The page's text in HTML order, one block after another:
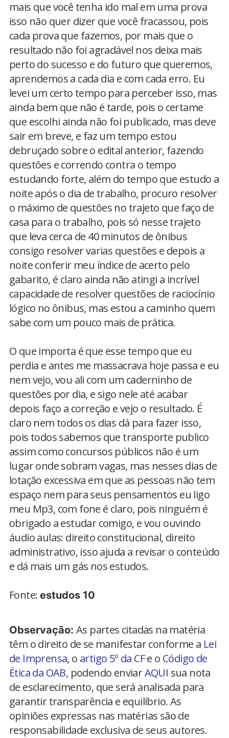
mais que você tenha ido mal em uma prova
isso não quer dizer que você fracassou, pois
cada prova que fazemos, por mais que o
resultado não foi agradável nos deixa mais
perto do sucesso e do futuro que queremos,
aprendemos a cada dia e com cada erro. Eu
levei um certo tempo para perceber isso, mas
ainda bem que não é tarde, pois o certame
que escolhi ainda não foi publicado, mas deve
sair em breve, e faz um tempo estou
debruçado sobre o edital anterior, fazendo
questões e correndo contra o tempo
estudando forte, além do tempo que estudo a
noite após o dia de trabalho, procuro resolver
o máximo de questões no trajeto que faço de
casa para o trabalho, pois só nesse trajeto
que leva cerca de 40 minutos de ônibus
consigo resolver varias questões e depois a
noite conferir meu índice de acerto pelo
gabarito, é claro ainda não atingi a incrível
capacidade de resolver questões de raciocínio
lógico no ônibus, mas estou a caminho quem
sabe com um pouco mais de prática.
O que importa é que esse tempo que eu
perdia e antes me massacrava hoje passa e eu
nem vejo, vou ali com um caderninho de
questões por dia, e sigo nele até acabar
depois faço a correção e vejo o resultado. É
claro nem todos os dias dá para fazer isso,
pois todos sabemos que transporte publico
assim como concursos públicos não é um
lugar onde sobram vagas, mas nesses dias de
lotação excessiva em que as pessoas não tem
espaço nem para seus pensamentos eu ligo
meu Mp3, com fone é claro, pois ninguém é
obrigado a estudar comigo, e vou ouvindo
áudio aulas: direito constitucional, direito
administrativo, isso ajuda a revisar o conteúdo
e dá mais um gás nos estudos.
Fonte: estudos 10
Observação: As partes citadas na matéria
têm o direito de se manifestar conforme a Lei
de Imprensa, o artigo 5º da CFe o Código de
Ética da OAB, podendo enviarAQUI sua nota
de esclarecimento, que será analisada para
garantir transparência e equilíbrio. As
opiniões expressas nas matérias são de
responsabilidade exclusiva de seus autores.